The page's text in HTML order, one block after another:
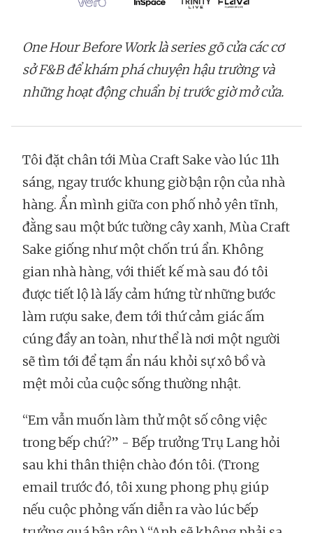
One Hour Before Work là series gõ cửa các cơ
sở F&B để khám phá chuyện hậu trường và
những hoạt động chuẩn bị trước giờ mở cửa.
Tôi đặt chân tới Mùa Craft Sake vào lúc 11h
sáng, ngay trước khung giờ bận rộn của nhà
hàng. Ẩn mình giữa con phố nhỏ yên tĩnh,
đằng sau một bức tường cây xanh, Mùa Craft
Sake giống như một chốn trú ẩn. Không
gian nhà hàng, với thiết kế mà sau đó tôi
được tiết lộ là lấy cảm hứng từ những bước
làm rượu sake, đem tới thứ cảm giác ấm
cúng đầy an toàn, như thể là nơi một người
sẽ tìm tới để tạm ẩn náu khỏi sự xô bồ và
mệt mỏi của cuộc sống thường nhật.
“Em vẫn muốn làm thử một số công việc
trong bếp chứ?” - Bếp trưởng Trụ Lang hỏi
sau khi thân thiện chào đón tôi. (Trong
email trước đó, tôi xung phong phụ giúp
nếu cuộc phỏng vấn diễn ra vào lúc bếp